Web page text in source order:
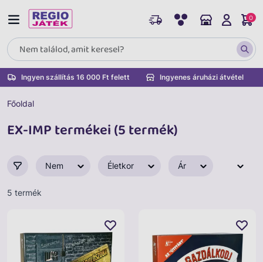
Ingyen szállítás 16 000 Ft felett Ingyenes áruházi átvétel
0
Főoldal
EX-IMP termékei (5 termék)
Nem Életkor Ár
5 termék